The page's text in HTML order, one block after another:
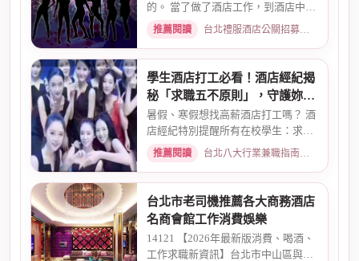
的。 當了做了酒店工作，到酒店中，
還有兩個機會 一個是單純、...
推薦閱讀 台北禮服酒店公關招募：兼職工作內容與薪資規範 · 2026-01-08
學生酒店打工必看！酒店經紀揭
秘「求職五不原則」，守護妳的
求職安全
暑假、寒假想找高薪酒店打工嗎？ 酒
店經紀特別提醒所有在校學生：求職
時請務必堅守「五不原則」...
推薦閱讀 台北八大行業兼職指南：熱門職缺與求職須知 · 2026-03-09
台北市老司機推薦各大商務酒店
名商會館工作消費娛樂
14121 【2026年最新版消費、喝酒、
工作求職新資訊】台北市中山區與東